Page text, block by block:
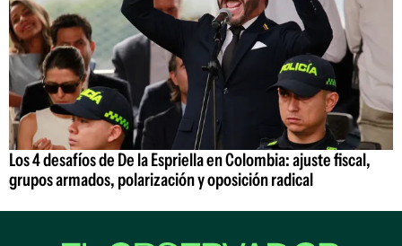
Los 4 desafíos de De la Espriella en Colombia: ajuste fiscal,
grupos armados, polarización y oposición radical